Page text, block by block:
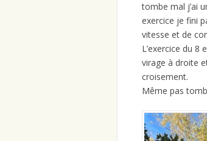
tombe mal j’ai
exercice je fini
vitesse et de
L’exercice du
virage à droite
croisement.
Même pas